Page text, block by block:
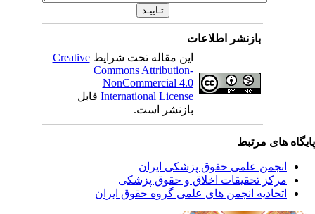
بازنشر اطلاعات
این مقاله تحت شرایطCreative
Commons Attribution-
NonCommercial 4.0
International Licenseقابل
بازنشر است.
های مرتبط
انجمن علمی حقوق پزشکی ایران
مرکز تحقیقات اخلاق و حقوق پزشکی
اتحادیه انجمن های علمی گروه حقوق ایران